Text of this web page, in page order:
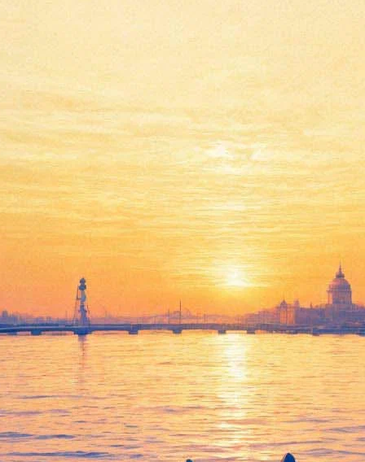
Старший сын
07 января 2012, суббота ,19.00
Версия для печати
Все спектакли
Открытая сцена
Все театры